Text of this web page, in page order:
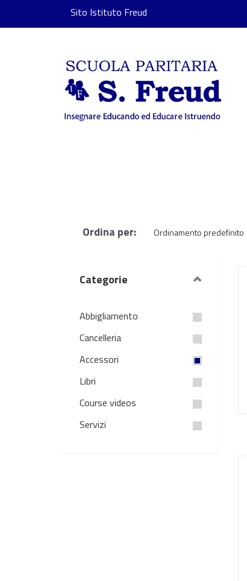
Sito Istituto Freud
Ordina per: Ordinamento predefinito
Categorie
Abbigliamento
Cancelleria
Accessori
Libri
Course videos
Servizi